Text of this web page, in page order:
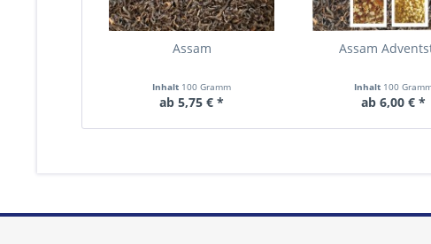
Assam
Inhalt 100 Gramm
ab 5,75 € *
Assam
Inhalt 100
ab 6,00 € *